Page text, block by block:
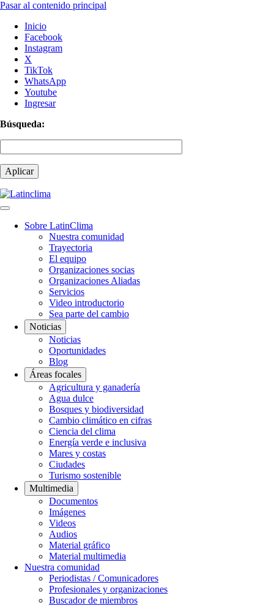
Pasar al contenido principal
Inicio
Facebook
Instagram
X
TikTok
WhatsApp
Youtube
Ingresar
Búsqueda:
Navegación
Sobre LatinClima
Nuestra comunidad
Trayectoria
El equipo
Organizaciones socias
Organizaciones Aliadas
Servicios
Video introductorio
Sea parte del cambio
Noticias
Noticias
Oportunidades
Blog
Áreas focales
Agricultura y ganadería
Agua dulce
Bosques y biodiversidad
Cambio climático en cifras
Ciencia del clima
Energía verde e inclusiva
Mares y costas
Ciudades
Turismo sostenible
Multimedia
Documentos
Imágenes
Videos
Audios
Material gráfico
Material multimedia
Nuestra comunidad
Periodistas / Comunicadores
Profesionales y organizaciones
Buscador de miembros